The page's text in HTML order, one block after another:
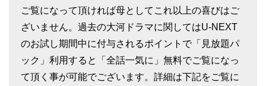
ご覧になって頂ければ母としてこれ以上の喜びはご
ざいません。過去の大河ドラマに関してはU-NEXT
のお試し期間中に付与されるポイントで「見放題パ
ック」利用すると「全話一気に」無料でご覧になっ
て頂く事が可能でございます。詳細は下記をご覧に